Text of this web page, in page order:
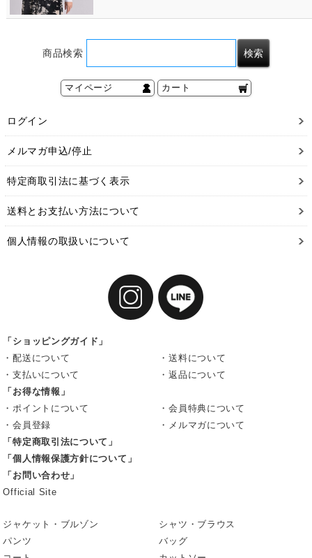
商品検索
マイページ カート
ログイン
メルマガ申込/停止
特定商取引法に基づく表示
送料とお支払い方法について
個人情報の取扱いについて
「ショッピングガイド」
・配送について
・送料について
・支払いについて
・返品について
「お得な情報」
・ポイントについて
・会員特典について
・会員登録
・メルマガについて
「特定商取引法について」
「個人情報保護方針について」
「お問い合わせ」
Official Site
ジャケット・ブルゾン
シャツ・ブラウス
パンツ
バッグ